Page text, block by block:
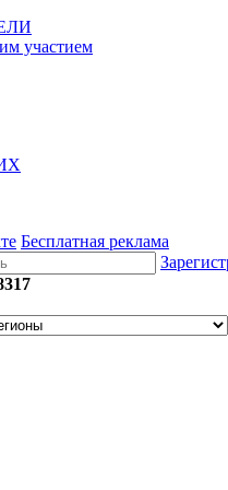
участием
Бесплатная реклама